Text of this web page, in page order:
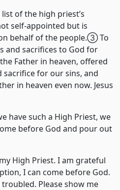
list of the high priest’s
self-appointed but is
behalf of the people.③ To
and sacrifices to God for
Father in heaven, offered
sacrifice for our sins, and
in heaven even now. Jesus
have such a High Priest, we
before God and pour out
my High Priest. I am grateful
I can come before God.
Please show me